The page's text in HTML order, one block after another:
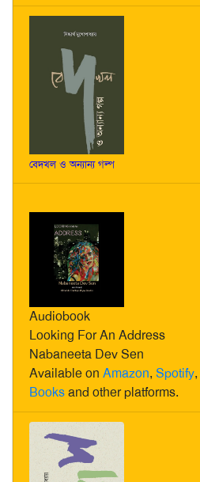
বেদখল ও অন্যান্য গল্প
Audiobook
Looking For An Address
Nabaneeta Dev Sen
Available on Amazon, Spotify,
Booksand other platforms.